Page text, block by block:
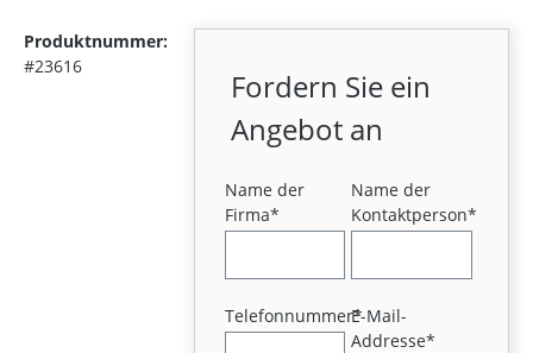
Produktnummer:
#23616
Fordern Sie ein
Angebot an
Name der
Firma*
Name der
Kontaktperson*
Telefonnummer*E-Mail-
Addresse*